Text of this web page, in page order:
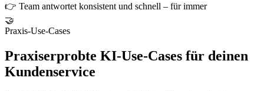
👉 Team antwortet konsistent und schnell – für immer
🤝
Praxis-Use-Cases
Praxiserprobte KI-Use-Cases für deinen
Kundenservice